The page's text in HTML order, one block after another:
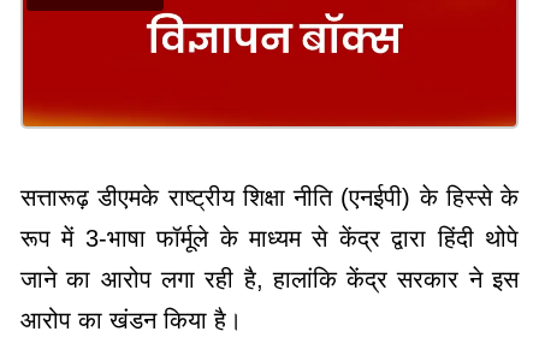
सत्तारूढ़ डीएमके राष्ट्रीय शिक्षा नीति (एनईपी) के हिस्से के
रूप में 3-भाषा फॉर्मूले के माध्यम से केंद्र द्वारा हिंदी थोपे
जाने का आरोप लगा रही है, हालांकि केंद्र सरकार ने इस
आरोप का खंडन किया है।